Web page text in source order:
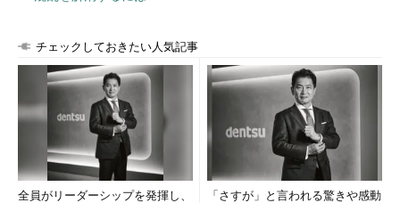
チェックしておきたい人気記事
全員がリーダーシップを発揮し、
「さすが」と言われる驚きや感動